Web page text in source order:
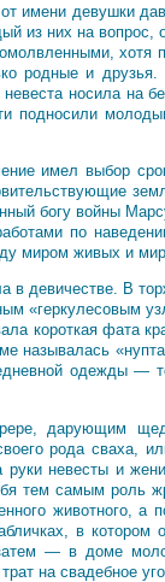
имени девушки
из них на вопрос,
хотя
родные и
носила на
подносили
имел выбор
богу войны
по
миром живых и
в девичестве. В
«геркулесовым
короткая фата
называлась
одежды —
дарующим
рода сваха,
невесты и
тем самым роль
животного, а
в котором
— в доме
на свадебное